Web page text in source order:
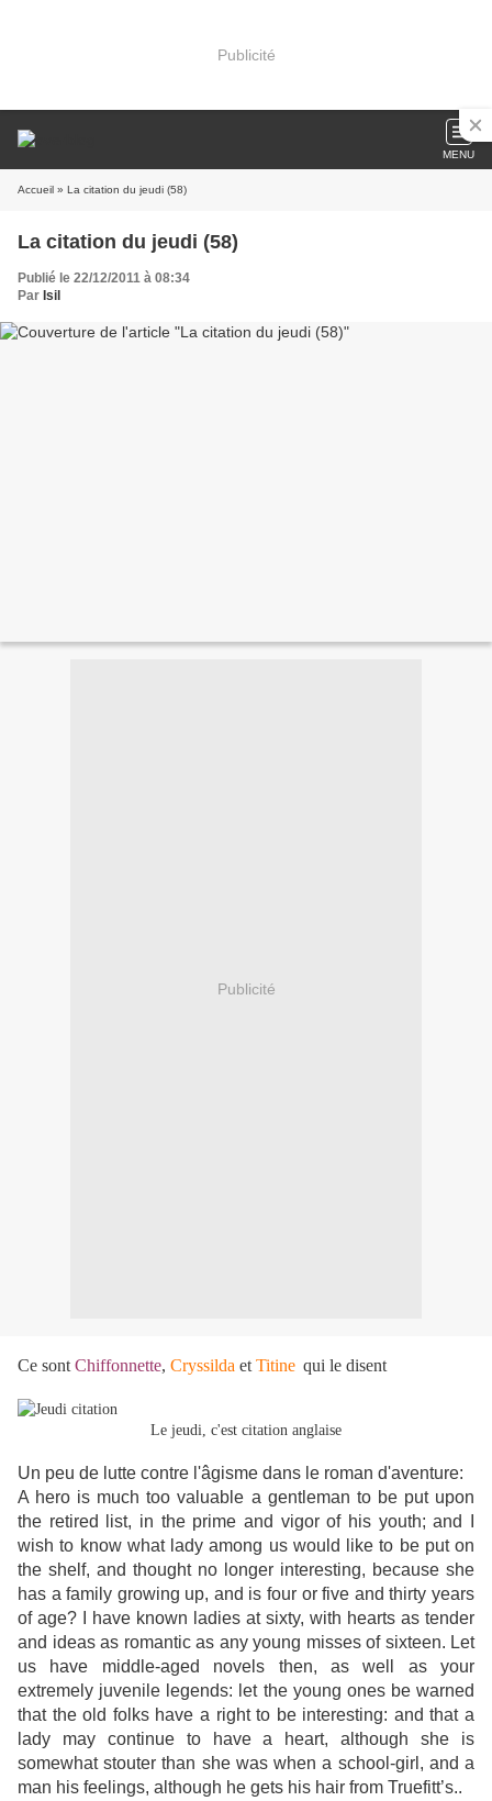
Publicité
MENU
Accueil » La citation du jeudi (58)
La citation du jeudi (58)
Publié le 22/12/2011 à 08:34
Par Isil
Publicité
Ce sont Chiffonnette, Cryssilda et Titine qui le disent
Le jeudi, c'est citation anglaise
Un peu de lutte contre l'âgisme dans le roman d'aventure:
A hero is much too valuable a gentleman to be put upon
the retired list, in the prime and vigor of his youth; and I
wish to know what lady among us would like to be put on
the shelf, and thought no longer interesting, because she
has a family growing up, and is four or five and thirty years
of age? I have known ladies at sixty, with hearts as tender
and ideas as romantic as any young misses of sixteen. Let
us have middle-aged novels then, as well as your
extremely juvenile legends: let the young ones be warned
that the old folks have a right to be interesting: and that a
lady may continue to have a heart, although she is
somewhat stouter than she was when a school-girl, and a
man his feelings, although he gets his hair from Truefitt’s..